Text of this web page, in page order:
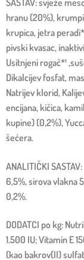
hranu (20%),
krupica, jetra
pivski kvasac,
Usitnjeni rogač*¹
Dikalcijev fosfat,
Natrijev klorid,
encijana, kičica,
kupine) (0,2%),
šećera.
ANALITIČKI
6,5%, sirova vlakna
0,2%.
DODATCI po kg:
1.500 IU; Vitamin E
(kao bakrov(II)